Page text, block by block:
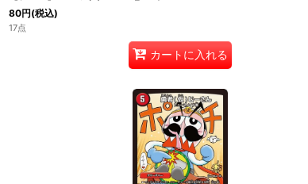
80円(税込)
17点
カートに入れる